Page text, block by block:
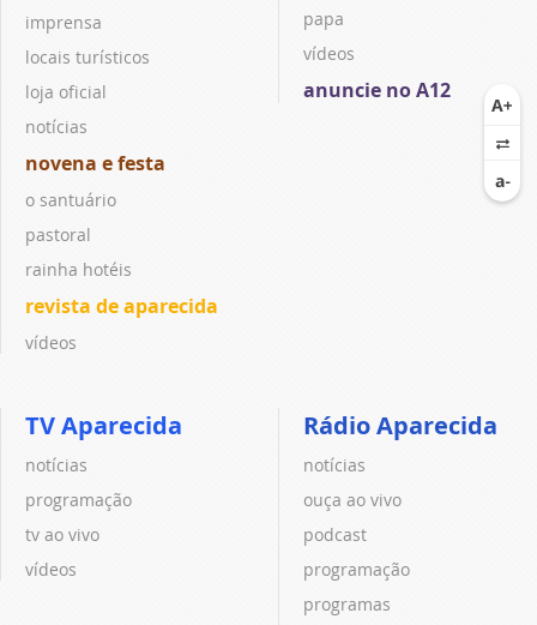
imprensa
locais turísticos
loja oficial
notícias
novena e festa
o santuário
pastoral
rainha hotéis
revista de aparecida
vídeos
papa
vídeos
anuncie no A12
TV Aparecida
notícias
programação
tv ao vivo
vídeos
Rádio Aparecida
notícias
ouça ao vivo
podcast
programação
programas